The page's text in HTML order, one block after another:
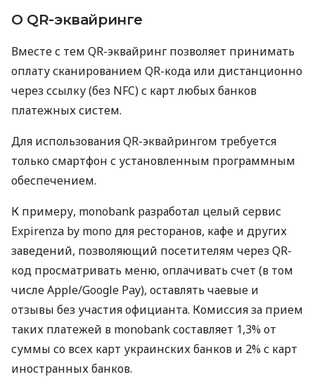
О QR-эквайринге
Вместе с тем QR-эквайринг позволяет принимать
оплату сканированием QR-кода или дистанционно
через ссылку (без NFC) с карт любых банков
платежных систем.
Для использования QR-эквайрингом требуется
только смартфон с установленным программным
обеспечением.
К примеру, monobank разработал целый сервис
Expirenza by mono для ресторанов, кафе и других
заведений, позволяющий посетителям через QR-
код просматривать меню, оплачивать счет (в том
числе Apple/Google Pay), оставлять чаевые и
отзывы без участия официанта. Комиссия за прием
таких платежей в monobank составляет 1,3% от
суммы со всех карт украинских банков и 2% с карт
иностранных банков.